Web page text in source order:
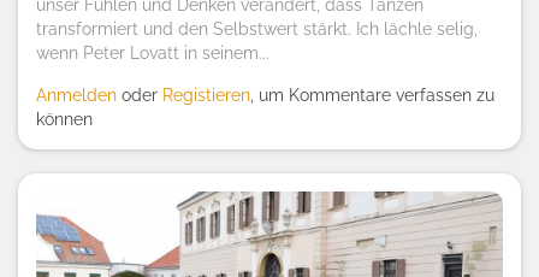
unser Fühlen und Denken verändert, dass Tanzen
transformiert und den Selbstwert stärkt. Ich lächle selig,
wenn Peter Lovatt in seinem...
Anmelden oder Registieren, um Kommentare verfassen zu
können